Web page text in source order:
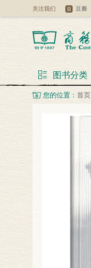
关注我们 豆瓣
图书分类
您的位置： 首页